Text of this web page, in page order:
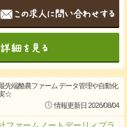
先端酪農ファーム データ管理や自動化
☆
情報更新日 2026/08/04